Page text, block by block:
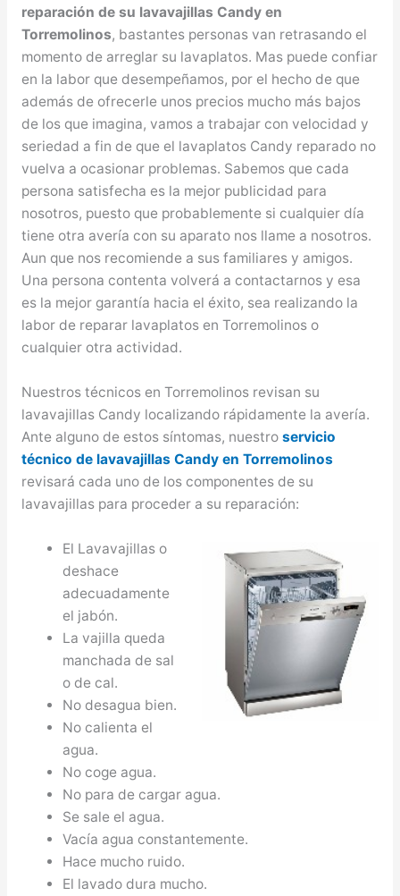
reparación de su lavavajillas Candy en
Torremolinos, bastantes personas van retrasando el
momento de arreglar su lavaplatos. Mas puede confiar
en la labor que desempeñamos, por el hecho de que
además de ofrecerle unos precios mucho más bajos
de los que imagina, vamos a trabajar con velocidad y
seriedad a fin de que el lavaplatos Candy reparado no
vuelva a ocasionar problemas. Sabemos que cada
persona satisfecha es la mejor publicidad para
nosotros, puesto que probablemente si cualquier día
tiene otra avería con su aparato nos llame a nosotros.
Aun que nos recomiende a sus familiares y amigos.
Una persona contenta volverá a contactarnos y esa
es la mejor garantía hacia el éxito, sea realizando la
labor de reparar lavaplatos en Torremolinos o
cualquier otra actividad.
Nuestros técnicos en Torremolinos revisan su
lavavajillas Candy localizando rápidamente la avería.
Ante alguno de estos síntomas, nuestro servicio
técnico de lavavajillas Candy en Torremolinos
revisará cada uno de los componentes de su
lavavajillas para proceder a su reparación:
El Lavavajillas o
deshace
adecuadamente
el jabón.
La vajilla queda
manchada de sal
o de cal.
No desagua bien.
No calienta el
agua.
No coge agua.
No para de cargar agua.
Se sale el agua.
Vacía agua constantemente.
Hace mucho ruido.
El lavado dura mucho.